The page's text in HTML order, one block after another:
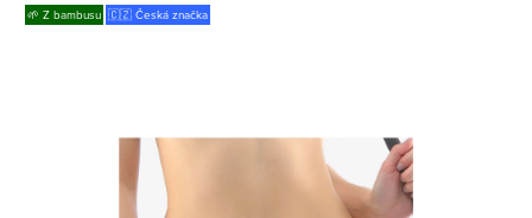
🌱 Z bambusu 🇨🇿 Česká značka